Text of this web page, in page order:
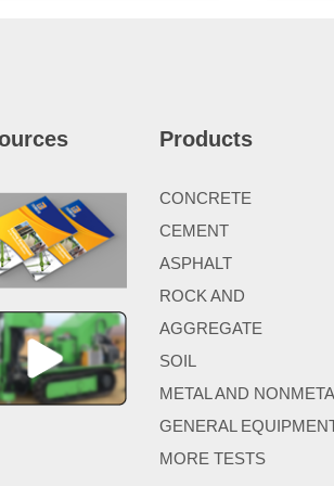
Products
CONCRETE
CEMENT
ASPHALT
ROCK AND
AGGREGATE
SOIL
METAL AND
GENERAL
MORE TESTS